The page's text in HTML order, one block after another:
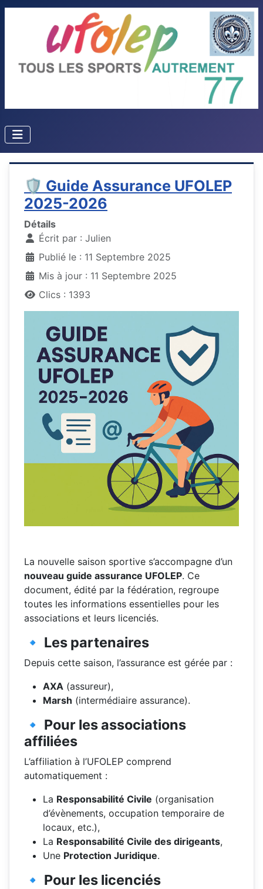
🛡️ Guide Assurance UFOLEP
2025-2026
Détails
Écrit par : Julien
Publié le : 11 Septembre 2025
Mis à jour : 11 Septembre 2025
Clics : 1393
La nouvelle saison sportive s’accompagne d’un
nouveau guide assurance UFOLEP. Ce
document, édité par la fédération, regroupe
toutes les informations essentielles pour les
associations et leurs licenciés.
🔹 Les partenaires
Depuis cette saison, l’assurance est gérée par :
AXA (assureur),
Marsh (intermédiaire assurance).
🔹 Pour les associations
affiliées
L’affiliation à l’UFOLEP comprend
automatiquement :
La Responsabilité Civile (organisation
d’évènements, occupation temporaire de
locaux, etc.),
La Responsabilité Civile des dirigeants,
Une Protection Juridique.
🔹 Pour les licenciés